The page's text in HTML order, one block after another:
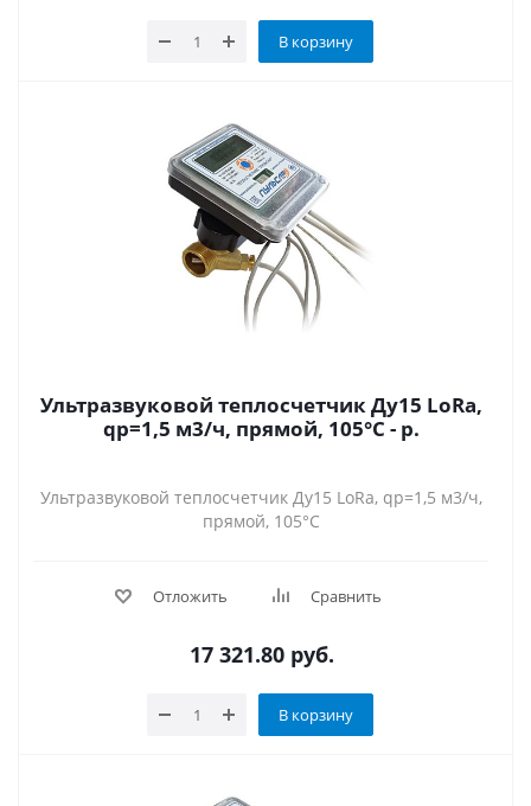
В корзину
Ультразвуковой теплосчетчик Ду15 LoRa,
qp=1,5 м3/ч, прямой, 105°C - р.
Ультразвуковой теплосчетчик Ду15 LoRa, qp=1,5 м3/ч,
прямой, 105°C
Отложить Сравнить
17 321.80руб.
В корзину